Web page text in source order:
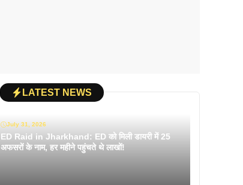
LATEST NEWS
July 31, 2026
ED Raid in Jharkhand: ED को मिली डायरी में 25
अफसरों के नाम, हर महीने पहुंचते थे लाखों!